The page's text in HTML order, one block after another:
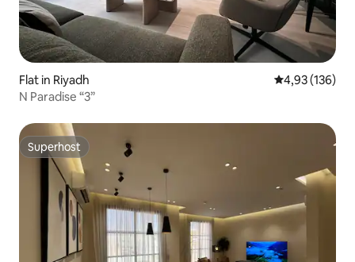
Flat in Riyadh Gemiddelde
4,93 (136)
N Paradise “3”
Superhost
Superhost